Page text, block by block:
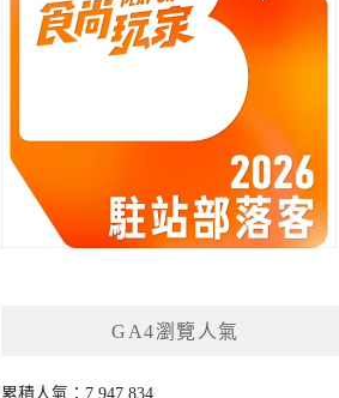
GA4瀏覽人氣
累積人氣：7,947,834